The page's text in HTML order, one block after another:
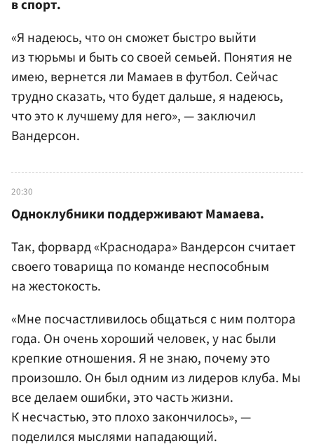
в спорт.
«Я надеюсь, что он сможет быстро выйти
из тюрьмы и быть со своей семьей. Понятия не
имею, вернется ли Мамаев в футбол. Сейчас
трудно сказать, что будет дальше, я надеюсь,
что это к лучшему для него», — заключил
Вандерсон.
20:30
Одноклубники поддерживают Мамаева.
Так, форвард «Краснодара» Вандерсон считает
своего товарища по команде неспособным
на жестокость.
«Мне посчастливилось общаться с ним полтора
года. Он очень хороший человек, у нас были
крепкие отношения. Я не знаю, почему это
произошло. Он был одним из лидеров клуба. Мы
все делаем ошибки, это часть жизни.
К несчастью, это плохо закончилось», —
поделился мыслями нападающий.